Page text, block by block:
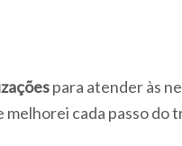
para atender às
cada passo do